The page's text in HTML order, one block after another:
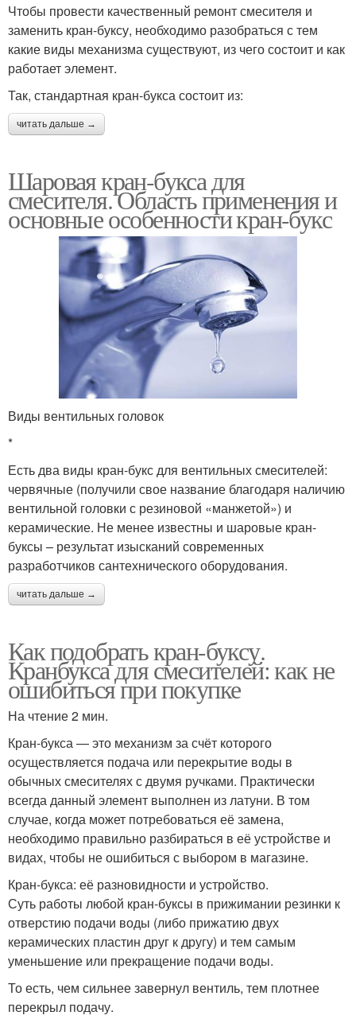
Чтобы провести качественный ремонт смесителя и
заменить кран-буксу, необходимо разобраться с тем
какие виды механизма существуют, из чего состоит и как
работает элемент.
Так, стандартная кран-букса состоит из:
читать дальше →
Шаровая кран-букса для
смесителя. Область применения и
основные особенности кран-букс
Виды вентильных головок
*
Есть два виды кран-букс для вентильных смесителей:
червячные (получили свое название благодаря наличию
вентильной головки с резиновой «манжетой») и
керамические. Не менее известны и шаровые кран-
буксы – результат изысканий современных
разработчиков сантехнического оборудования.
читать дальше →
Как подобрать кран-буксу.
Кранбукса для смесителей: как не
ошибиться при покупке
На чтение 2 мин.
Кран-букса — это механизм за счёт которого
осуществляется подача или перекрытие воды в
обычных смесителях с двумя ручками. Практически
всегда данный элемент выполнен из латуни. В том
случае, когда может потребоваться её замена,
необходимо правильно разбираться в её устройстве и
видах, чтобы не ошибиться с выбором в магазине.
Кран-букса: её разновидности и устройство.
Суть работы любой кран-буксы в прижимании резинки к
отверстию подачи воды (либо прижатию двух
керамических пластин друг к другу) и тем самым
уменьшение или прекращение подачи воды.
То есть, чем сильнее завернул вентиль, тем плотнее
перекрыл подачу.